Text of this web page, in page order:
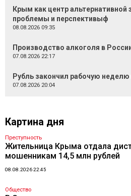
Крым как центр альтернативной
проблемы и перспективыф
08.08.2026 09:35
Производство алкоголя в
07.08.2026 22:17
Рубль закончил рабочую неделю
07.08.2026 20:04
Картина дня
Преступность
Жительница Крыма отдала
мошенникам 14,5 млн рублей
08.08.2026 22:45
Общество